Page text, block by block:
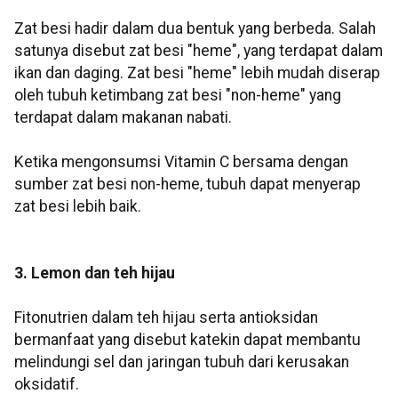
Zat besi hadir dalam dua bentuk yang berbeda. Salah
satunya disebut zat besi "heme", yang terdapat dalam
ikan dan daging. Zat besi "heme" lebih mudah diserap
oleh tubuh ketimbang zat besi "non-heme" yang
terdapat dalam makanan nabati.
Ketika mengonsumsi Vitamin C bersama dengan
sumber zat besi non-heme, tubuh dapat menyerap
zat besi lebih baik.
3. Lemon dan teh hijau
Fitonutrien dalam teh hijau serta antioksidan
bermanfaat yang disebut katekin dapat membantu
melindungi sel dan jaringan tubuh dari kerusakan
oksidatif.